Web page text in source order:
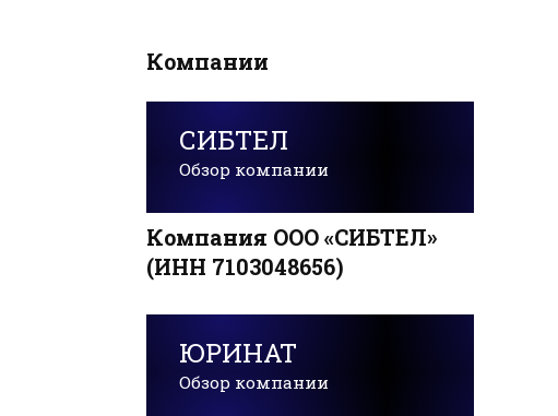
Компании
СИБТЕЛ
Обзор компании
Компания ООО «СИБТЕЛ»
(ИНН 7103048656)
ЮРИНАТ
Обзор компании